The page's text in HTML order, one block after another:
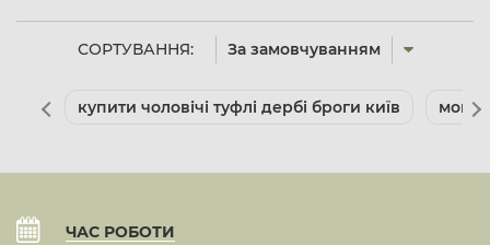
СОРТУВАННЯ: За замовчуванням
купити чоловічі туфлі дербі броги київ
ЧАС РОБОТИ